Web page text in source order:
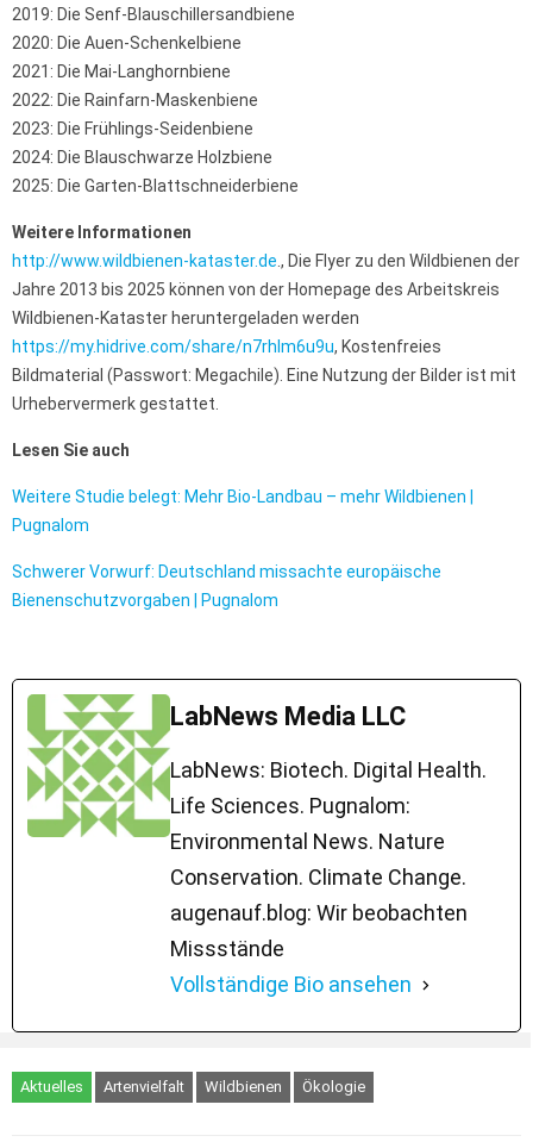
2019: Die Senf-Blauschillersandbiene
2020: Die Auen-Schenkelbiene
2021: Die Mai-Langhornbiene
2022: Die Rainfarn-Maskenbiene
2023: Die Frühlings-Seidenbiene
2024: Die Blauschwarze Holzbiene
2025: Die Garten-Blattschneiderbiene
Weitere Informationen
http://www.wildbienen-kataster.de., Die Flyer zu den Wildbienen der
Jahre 2013 bis 2025 können von der Homepage des Arbeitskreis
Wildbienen-Kataster heruntergeladen werden
https://my.hidrive.com/share/n7rhlm6u9u, Kostenfreies
Bildmaterial (Passwort: Megachile). Eine Nutzung der Bilder ist mit
Urhebervermerk gestattet.
Lesen Sie auch
Weitere Studie belegt: Mehr Bio-Landbau – mehr Wildbienen |
Pugnalom
Schwerer Vorwurf: Deutschland missachte europäische
Bienenschutzvorgaben | Pugnalom
LabNews Media LLC
LabNews: Biotech. Digital Health.
Life Sciences. Pugnalom:
Environmental News. Nature
Conservation. Climate Change.
augenauf.blog: Wir beobachten
Missstände
Vollständige Bio ansehen
Aktuelles Artenvielfalt Wildbienen Ökologie